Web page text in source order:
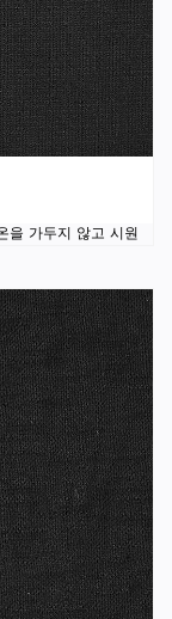
을 가두지 않고 시원